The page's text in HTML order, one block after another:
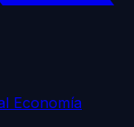
Economía